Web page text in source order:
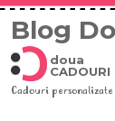
Blog
doua
CADOURI
Cadouri personalizate